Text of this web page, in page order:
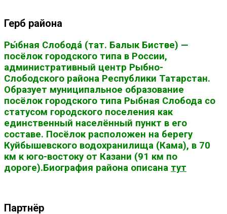
Герб района
Ры́бная Слобода́ (тат. Балык Бистәсе) —
посёлок городского типа в России,
административный центр Рыбно-
Слободского района Республики Татарстан.
Образует муниципальное образование
посёлок городского типа Рыбная Слобода со
статусом городского поселения как
единственный населённый пункт в его
составе. Посёлок расположен на берегу
Куйбышевского водохранилища (Кама), в 70
км к юго-востоку от Казани (91 км по
дороге).Биография района описана тут
Партнёр